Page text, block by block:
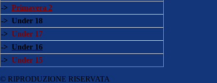
-> Primavera 2
-> Under 18
-> Under 17
-> Under 16
-> Under 15
© RIPRODUZIONE RISERVATA